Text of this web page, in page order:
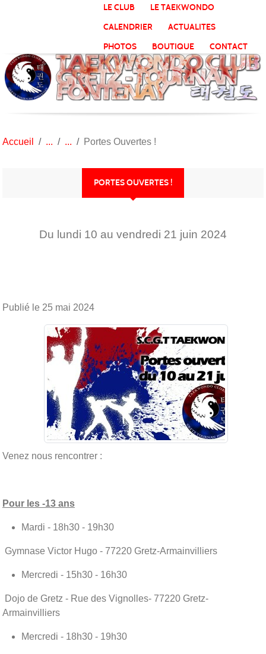
LE CLUB
LE TAEKWONDO
CALENDRIER
ACTUALITES
PHOTOS
BOUTIQUE CONTACT
Accueil Portes Ouvertes !
PORTES OUVERTES !
Du lundi 10 au vendredi 21 juin 2024
Publié le 25 mai 2024
Venez nous rencontrer :
Pour les -13 ans
Mardi - 18h30 - 19h30
Gymnase Victor Hugo - 77220 Gretz-Armainvilliers
Mercredi - 15h30 - 16h30
Dojo de Gretz - Rue des Vignolles- 77220 Gretz-
Armainvilliers
Mercredi - 18h30 - 19h30
Panneau de gestion des cookies